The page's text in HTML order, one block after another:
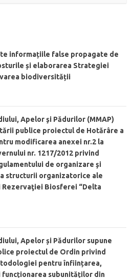
informațiile false propagate de
și elaborarea Strategiei
biodiversității
Apelor şi Pădurilor (MMAP)
publice proiectul de Hotărâre a
modificarea anexei nr.2 la
nr. 1217/2012 privind
de organizare şi
structurii organizatorice ale
Biosferei “Delta
Apelor și Pădurilor supune
proiectul de Ordin privind
pentru înființarea,
funcționarea subunităților din